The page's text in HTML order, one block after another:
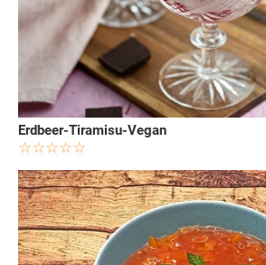
Erdbeer-Tiramisu-Vegan